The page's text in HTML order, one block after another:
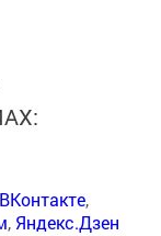
ВКонтакте,
, Яндекс.Дзен